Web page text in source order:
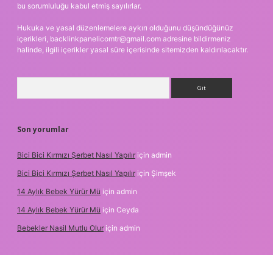
bu sorumluluğu kabul etmiş sayılırlar.
Hukuka ve yasal düzenlemelere aykırı olduğunu düşündüğünüz
içerikleri, backlinkpanelicomtr@gmail.com adresine bildirmeniz
halinde, ilgili içerikler yasal süre içerisinde sitemizden kaldırılacaktır.
Son yorumlar
Bici Bici Kırmızı Şerbet Nasıl Yapılır için admin
Bici Bici Kırmızı Şerbet Nasıl Yapılır için Şimşek
14 Aylık Bebek Yürür Mü için admin
14 Aylık Bebek Yürür Mü için Ceyda
Bebekler Nasil Mutlu Olur için admin